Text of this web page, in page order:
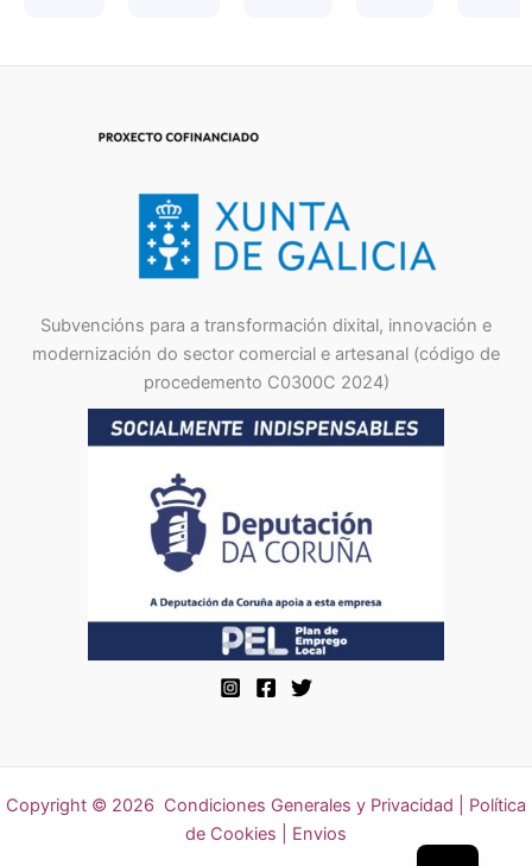
Subvencións para a transformación dixital, innovación e
modernización do sector comercial e artesanal (código de
procedemento C0300C 2024)
Copyright © 2026 Condiciones Generales y Privacidad
Política
de Cookies | Envios